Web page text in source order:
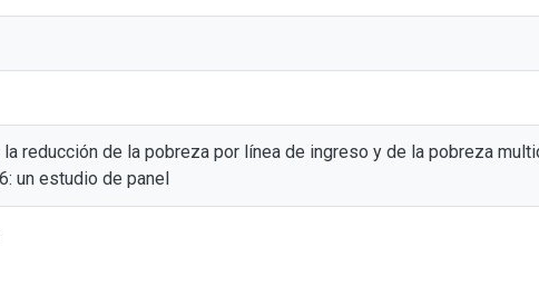
reducción de la pobreza por línea de ingreso y de la pobreza
un estudio de panel